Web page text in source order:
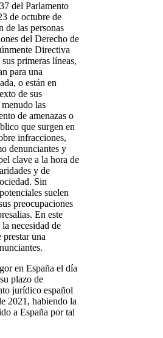
del Parlamento
de octubre de
de las personas
del Derecho de
Directiva
primeras líneas,
para una
o están en
de sus
las
de amenazas o
que surgen en
infracciones,
denunciantes y
clave a la hora de
y de
Sin
suelen
preocupaciones
En este
necesidad de
una
en España el día
plazo de
jurídico español
2021, habiendo la
a España por tal